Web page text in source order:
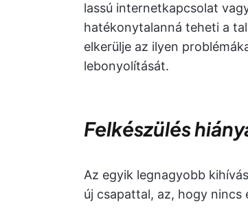
lassú internetkapcsolat
hatékonytalanná teheti a
elkerülje az ilyen
lebonyolítását.
Felkészülés
Az egyik legnagyobb
új csapattal, az, hogy nincs